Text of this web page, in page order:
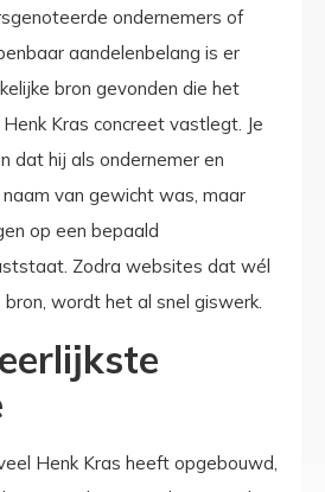
ondernemers of
aandelenbelang is er
bron gevonden die het
Kras concreet vastlegt. Je
dat hij als ondernemer en
van gewicht was, maar
op een bepaald
Zodra websites dat wél
wordt het al snel giswerk.
Henk Kras heeft opgebouwd,